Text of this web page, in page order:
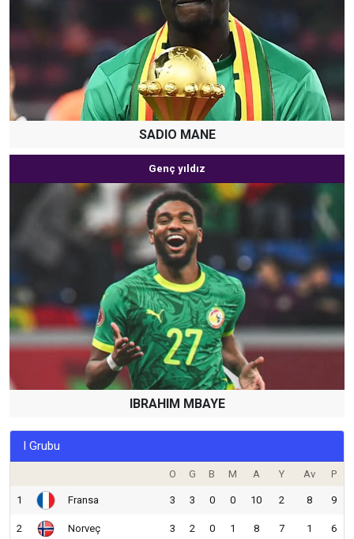
SADIO MANE
Genç yıldız
IBRAHIM MBAYE
I Grubu
O G B M A Y Av P
1 Fransa 3 3 0 0 10 2 8 9
2 Norveç 3 2 0 1 8 7 1 6